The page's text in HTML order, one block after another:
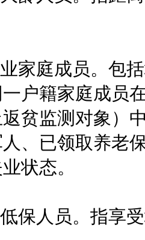
庭成员。包括
户籍家庭成员
返贫监测对象）
、已领取养老
状态。
人员。指享受